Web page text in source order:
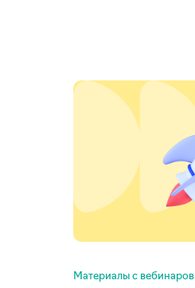
Материалы с вебинаров